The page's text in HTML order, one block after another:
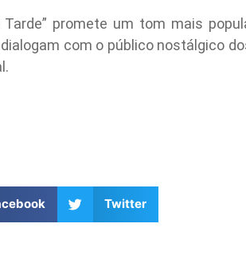
promete um tom mais
com o público nostálgico
Twitter